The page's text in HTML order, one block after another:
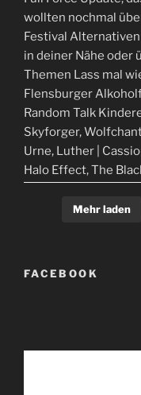
Mehr laden
FACEBOOK